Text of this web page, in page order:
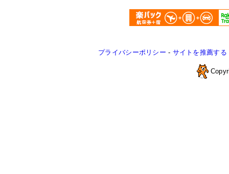
プライバシーポリシー - サイトを推薦する